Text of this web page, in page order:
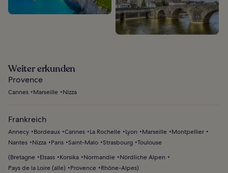
Weiter erkunden
Provence
Cannes Marseille Nizza
Frankreich
Annecy Bordeaux Cannes La Rochelle Lyon Marseille
Montpellier
Nantes
Nizza Paris Saint-Malo Strasbourg Toulouse
(Bretagne Elsass Korsika Normandie
Nördliche Alpen
Pays de la Loire (alle)
Provence Rhône-Alpes)